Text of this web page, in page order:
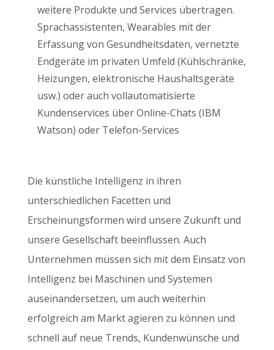
weitere Produkte und Services übertragen.
Sprachassistenten, Wearables mit der
Erfassung von Gesundheitsdaten, vernetzte
Endgeräte im privaten Umfeld (Kühlschränke,
Heizungen, elektronische Haushaltsgeräte
usw.) oder auch vollautomatisierte
Kundenservices über Online-Chats (IBM
Watson) oder Telefon-Services
Die künstliche Intelligenz in ihren
unterschiedlichen Facetten und
Erscheinungsformen wird unsere Zukunft und
unsere Gesellschaft beeinflussen. Auch
Unternehmen müssen sich mit dem Einsatz von
Intelligenz bei Maschinen und Systemen
auseinandersetzen, um auch weiterhin
erfolgreich am Markt agieren zu können und
schnell auf neue Trends, Kundenwünsche und